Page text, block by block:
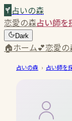
占いの森
恋愛の森占い師を
Dark
🏠ホーム💕恋愛の
占いの森 › 占い師を